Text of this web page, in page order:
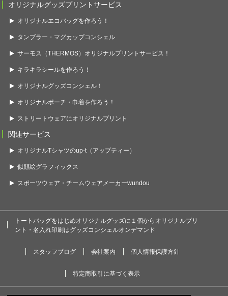
オリジナルグッズプリントサービス
オリジナルエコバッグを作ろう！
タンブラー・マグカップコンシェル
サーモス（THERMOS）オリジナルプリントサービス！
キラキラシールを作ろう！
オリジナルグッズコンシェル！
オリジナルポーチ・巾着を作ろう！
ストリートウェアにオリジナルプリント
関連サービス
オリジナルTシャツのup-t（アップティー）
似顔絵グラフィックス
スポーツウェア・チームウェアメーカーwundou
トートバッグをはじめオリジナルグッズに１個からオリジナルプリ
ント・名入れ印刷はグッズコンシェルオンデマンド
スタッフブログ 会社案内 個人情報保護方針
特定商取引に基づく表示